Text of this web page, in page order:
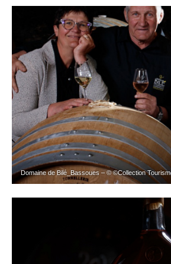
Domaine de Bilé_Bassoues – © ©Collection